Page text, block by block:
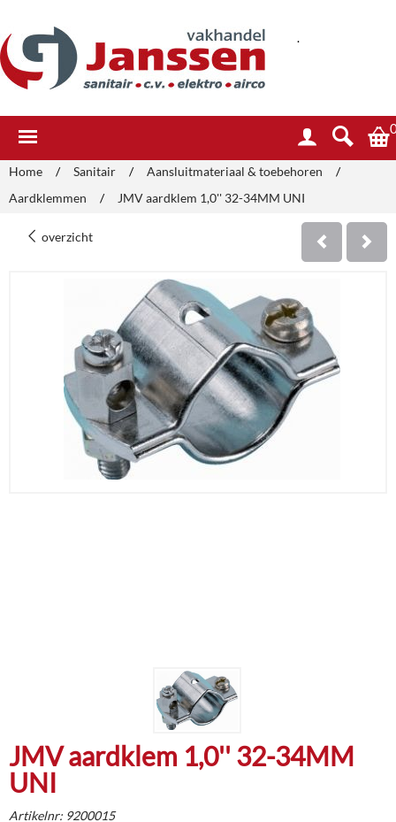
.
Home / Sanitair / Aansluitmateriaal & toebehoren
/
Aardklemmen
/ JMV aardklem 1,0'' 32-34MM UNI
overzicht
JMV aardklem 1,0'' 32-34MM
UNI
Artikelnr: 9200015